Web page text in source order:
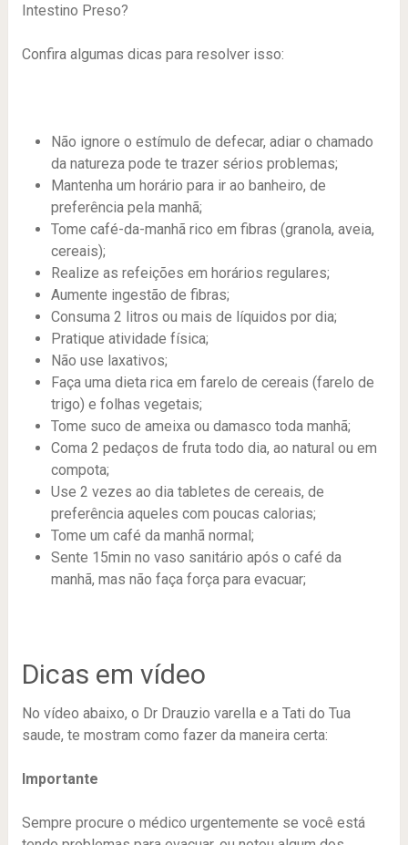
Intestino Preso?
Confira algumas dicas para resolver isso:
Não ignore o estímulo de defecar, adiar o chamado
da natureza pode te trazer sérios problemas;
Mantenha um horário para ir ao banheiro, de
preferência pela manhã;
Tome café-da-manhã rico em fibras (granola, aveia,
cereais);
Realize as refeições em horários regulares;
Aumente ingestão de fibras;
Consuma 2 litros ou mais de líquidos por dia;
Pratique atividade física;
Não use laxativos;
Faça uma dieta rica em farelo de cereais (farelo de
trigo) e folhas vegetais;
Tome suco de ameixa ou damasco toda manhã;
Coma 2 pedaços de fruta todo dia, ao natural ou em
compota;
Use 2 vezes ao dia tabletes de cereais, de
preferência aqueles com poucas calorias;
Tome um café da manhã normal;
Sente 15min no vaso sanitário após o café da
manhã, mas não faça força para evacuar;
Dicas em vídeo
No vídeo abaixo, o Dr Drauzio varella e a Tati do Tua
saude, te mostram como fazer da maneira certa:
Importante
Sempre procure o médico urgentemente se você está